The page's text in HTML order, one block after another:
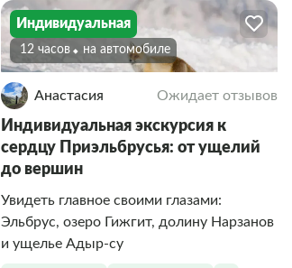
Индивидуальная
12 часов На автомобиле
Анастасия Ожидает отзывов
Индивидуальная экскурсия к
сердцу Приэльбрусья: от ущелий
до вершин
Увидеть главное своими глазами:
Эльбрус, озеро Гижгит, долину Нарзанов
и ущелье Адыр-су